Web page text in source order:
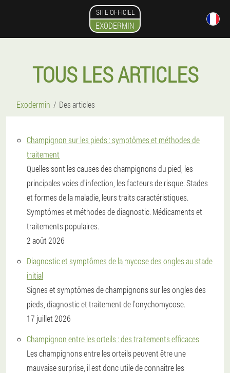
SITE OFFICIEL
EXODERMIN
TOUS LES ARTICLES
Exodermin Des articles
Champignon sur les pieds : symptômes et méthodes de
traitement
Quelles sont les causes des champignons du pied, les
principales voies d'infection, les facteurs de risque. Stades
et formes de la maladie, leurs traits caractéristiques.
Symptômes et méthodes de diagnostic. Médicaments et
traitements populaires.
2 août 2026
Diagnostic et symptômes de la mycose des ongles au stade
initial
Signes et symptômes de champignons sur les ongles des
pieds, diagnostic et traitement de l'onychomycose.
17 juillet 2026
Champignon entre les orteils : des traitements efficaces
Les champignons entre les orteils peuvent être une
mauvaise surprise, il est donc utile de connaître les